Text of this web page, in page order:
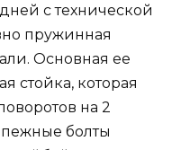
с технической
пружинная
Основная ее
стойка, которая
на 2
болты